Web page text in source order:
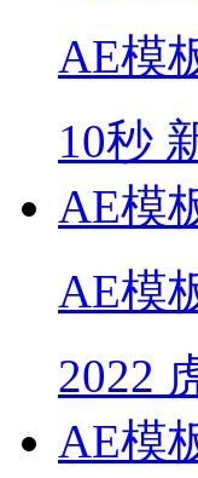
AE模
10秒
AE模
AE模
2022
AE模